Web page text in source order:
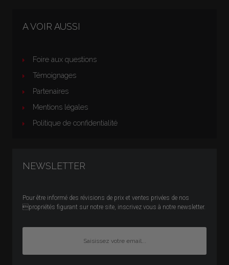
A VOIR AUSSI
Foire aux questions
Témoignages
Partenaires
Mentions légales
Politique de confidentialité
NEWSLETTER
Pour être informé des révisions de prix et ventes privées de nos
propriétés figurant sur notre site, inscrivez vous à notre newsletter.